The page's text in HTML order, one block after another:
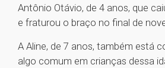
Antônio Otávio, de 4 anos, que
e fraturou o braço no final de
A Aline, de 7 anos, também está
algo comum em crianças dessa